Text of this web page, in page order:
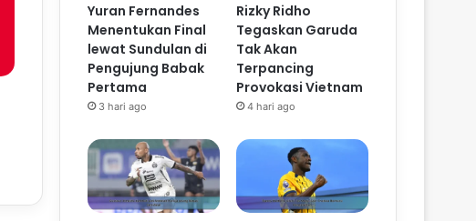
Yuran Fernandes
Menentukan Final
lewat Sundulan di
Pengujung Babak
Pertama
3 hari ago
Rizky Ridho
Tegaskan Garuda
Tak Akan
Terpancing
Provokasi Vietnam
4 hari ago